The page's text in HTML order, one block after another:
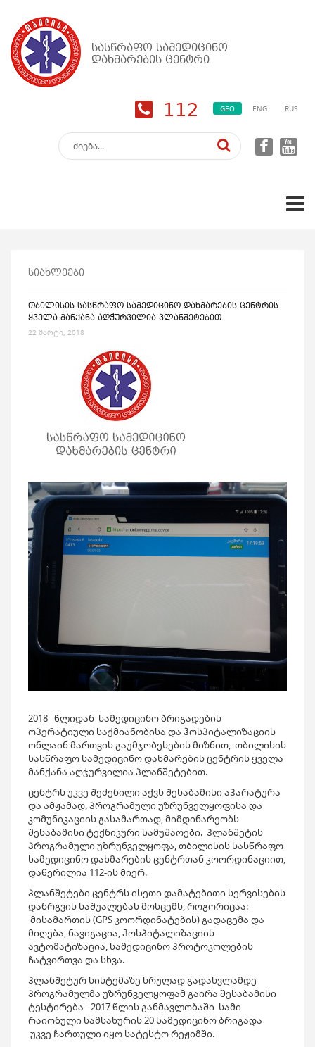
სასწრაფო სამედიცინო
დახმარების ცენტრი
112 GEO ENG RUS
სიახლეები
თბილისის სასწრაფო სამედიცინო დახმარების ცენტრის
ყველა მანქანა აღჭურვილია პლანშეტებით.
22 მარტი, 2018
2018 წლიდან სამედიცინო ბრიგადების
ოპერატიული საქმიანობისა და ჰოსპიტალიზაციის
ონლაინ მართვის გაუმჯობესების მიზნით, თბილისის
სასწრაფო სამედიცინო დახმარების ცენტრის ყველა
მანქანა აღჭურვილია პლანშეტებით.
ცენტრს უკვე შეძენილი აქვს შესაბამისი აპარატურა
და ამჟამად, პროგრამული უზრუნველყოფისა და
კომუნიკაციის გასამართად, მიმდინარეობს
შესაბამისი ტექნიკური სამუშაოები. პლანშეტის
პროგრამული უზრუნველყოფა, თბილისის სასწრაფო
სამედიცინო დახმარების ცენტრთან კოორდინაციით,
დაწერილია 112-ის მიერ.
პლანშეტები ცენტრს ისეთი დამატებითი სერვისების
დანრგვის საშუალებას მოსცემს, როგორიცაა:
მისამართის (GPS კოორდინატების) გადაცემა და
მიღება, ნავიგაცია, ჰოსპიტალიზაციის
ავტომატიზაცია, სამედიცინო პროტოკოლების
ჩატვირთვა და სხვა.
პლანშეტურ სისტემაზე სრულად გადასვლამდე
პროგრამულმა უზრუნველყოფამ გაირა შესაბამისი
ტესტირება - 2017 წლის განმავლობაში სამი
რაიონული სამსახურის 20 სამედიცინო ბრიგადა
უკვე ჩართული იყო სატესტო რეჟიმში.